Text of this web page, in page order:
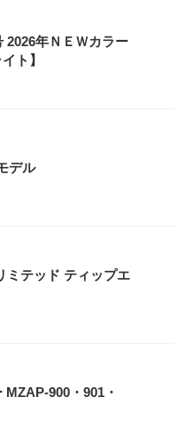
2026年ＮＥＷカラー
ト】
デル
ミテッド ティップエ
MZAP-900・901・